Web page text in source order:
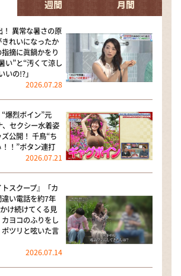
週間 月間
異常な暑さの原
れいになったか
摘に眞鍋かをり
い”と“汚くて涼し
いの!?」
2026.07.28
“爆烈ボイン”元
、セクシー水着姿
公開！ 千鳥“ち
！”ボタン連打
2026.07.21
トスクープ』「カ
い電話を約7年
け続けてくる見
ヨコのふりをし
ツリと呟いた言
2026.07.14